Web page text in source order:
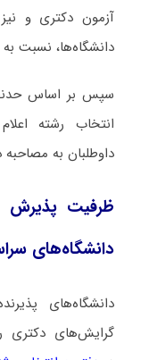
آزمون دکتری و
دانشگاه‌ها، نسبت
سپس بر اساس
انتخاب رشته
داوطلبان به
ظرفیت پذیرش
دانشگاه‌های
دانشگاه‌های
گرایش‌های